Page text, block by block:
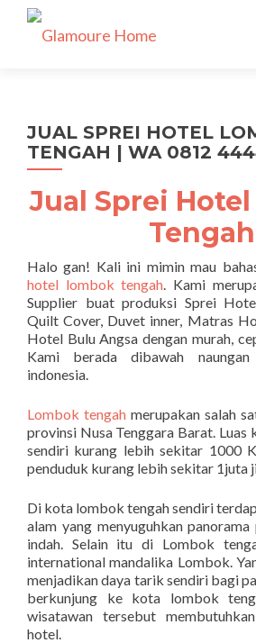
JUAL SPREI HOTEL
TENGAH | WA 0812
Jual Sprei
Tengah
Halo gan! Kali ini mimin mau
hotel lombok tengah. Kami
Supplier buat produksi Sprei
Quilt Cover, Duvet inner, Matras
Hotel Bulu Angsa dengan murah,
Kami berada dibawah
indonesia.
Lombok tengahmerupakan salah
provinsi Nusa Tenggara Barat.
sendiri kurang lebih sekitar 1000
penduduk kurang lebih sekitar 1juta
Di kota lombok tengah sendiri
alam yang menyuguhkan panorama
indah. Selain itu di Lombok
international mandalika Lombok.
menjadikan daya tarik sendiri bagi
berkunjung ke kota lombok
wisatawan tersebut
hotel.